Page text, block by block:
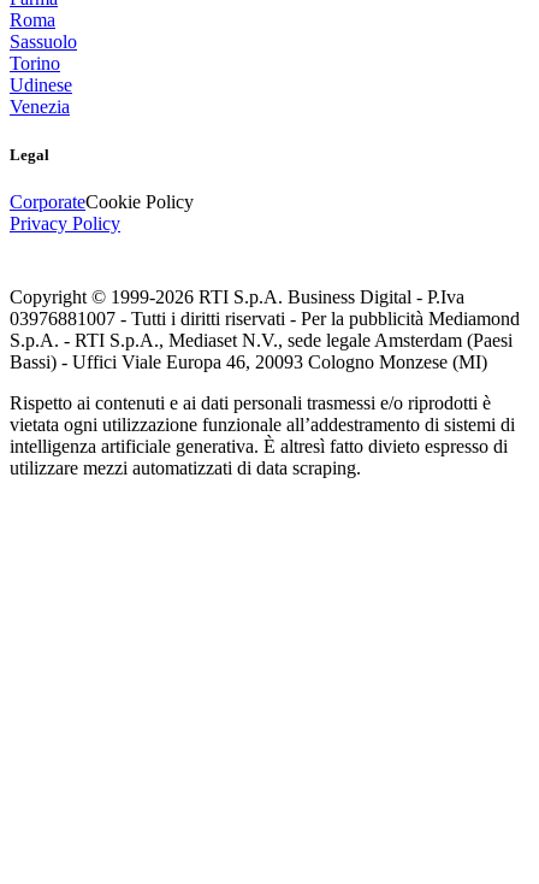
Roma
Sassuolo
Torino
Udinese
Venezia
Legal
CorporateCookie Policy
Privacy Policy
Copyright © 1999-2026 RTI S.p.A. Business Digital - P.Iva
03976881007 - Tutti i diritti riservati - Per la pubblicità Mediamond
S.p.A. - RTI S.p.A., Mediaset N.V., sede legale Amsterdam (Paesi
Bassi) - Uffici Viale Europa 46, 20093 Cologno Monzese (MI)
Rispetto ai contenuti e ai dati personali trasmessi e/o riprodotti è
vietata ogni utilizzazione funzionale all’addestramento di sistemi di
intelligenza artificiale generativa. È altresì fatto divieto espresso di
utilizzare mezzi automatizzati di data scraping.